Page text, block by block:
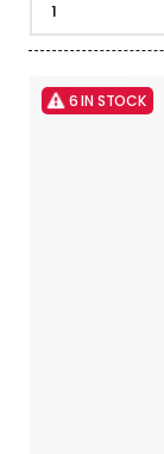
6 IN STOCK